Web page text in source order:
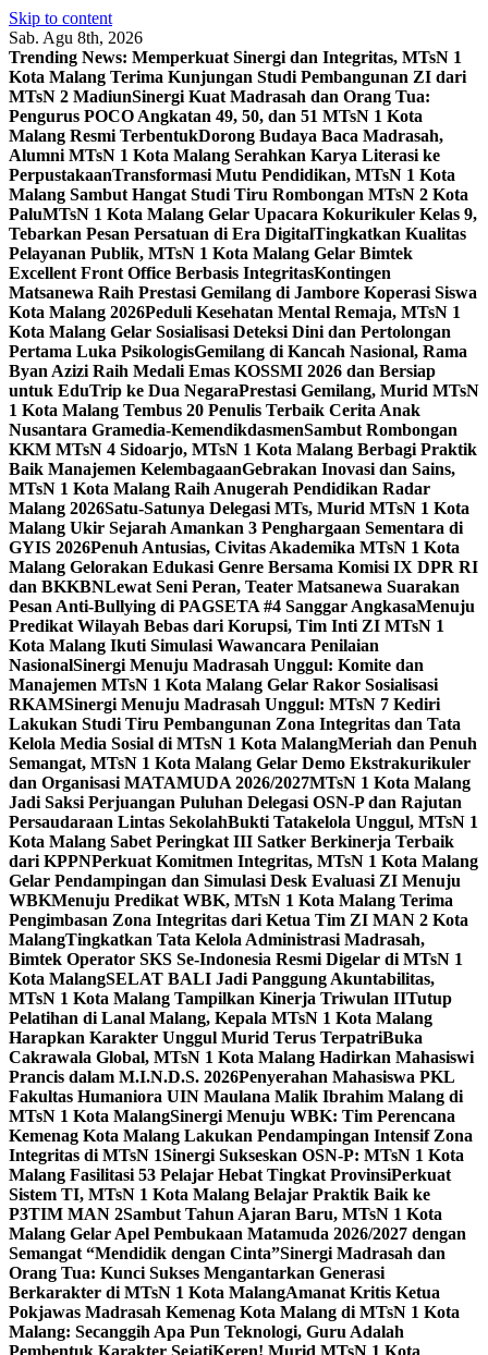
Skip to content
Sab. Agu 8th, 2026
Trending News: Memperkuat Sinergi dan Integritas, MTsN 1
Kota Malang Terima Kunjungan Studi Pembangunan ZI dari
MTsN 2 MadiunSinergi Kuat Madrasah dan Orang Tua:
Pengurus POCO Angkatan 49, 50, dan 51 MTsN 1 Kota
Malang Resmi TerbentukDorong Budaya Baca Madrasah,
Alumni MTsN 1 Kota Malang Serahkan Karya Literasi ke
PerpustakaanTransformasi Mutu Pendidikan, MTsN 1 Kota
Malang Sambut Hangat Studi Tiru Rombongan MTsN 2 Kota
PaluMTsN 1 Kota Malang Gelar Upacara Kokurikuler Kelas 9,
Tebarkan Pesan Persatuan di Era DigitalTingkatkan Kualitas
Pelayanan Publik, MTsN 1 Kota Malang Gelar Bimtek
Excellent Front Office Berbasis IntegritasKontingen
Matsanewa Raih Prestasi Gemilang di Jambore Koperasi Siswa
Kota Malang 2026Peduli Kesehatan Mental Remaja, MTsN 1
Kota Malang Gelar Sosialisasi Deteksi Dini dan Pertolongan
Pertama Luka PsikologisGemilang di Kancah Nasional, Rama
Byan Azizi Raih Medali Emas KOSSMI 2026 dan Bersiap
untuk EduTrip ke Dua NegaraPrestasi Gemilang, Murid MTsN
1 Kota Malang Tembus 20 Penulis Terbaik Cerita Anak
Nusantara Gramedia-KemendikdasmenSambut Rombongan
KKM MTsN 4 Sidoarjo, MTsN 1 Kota Malang Berbagi Praktik
Baik Manajemen KelembagaanGebrakan Inovasi dan Sains,
MTsN 1 Kota Malang Raih Anugerah Pendidikan Radar
Malang 2026Satu-Satunya Delegasi MTs, Murid MTsN 1 Kota
Malang Ukir Sejarah Amankan 3 Penghargaan Sementara di
GYIS 2026Penuh Antusias, Civitas Akademika MTsN 1 Kota
Malang Gelorakan Edukasi Genre Bersama Komisi IX DPR RI
dan BKKBNLewat Seni Peran, Teater Matsanewa Suarakan
Pesan Anti-Bullying di PAGSETA #4 Sanggar AngkasaMenuju
Predikat Wilayah Bebas dari Korupsi, Tim Inti ZI MTsN 1
Kota Malang Ikuti Simulasi Wawancara Penilaian
NasionalSinergi Menuju Madrasah Unggul: Komite dan
Manajemen MTsN 1 Kota Malang Gelar Rakor Sosialisasi
RKAMSinergi Menuju Madrasah Unggul: MTsN 7 Kediri
Lakukan Studi Tiru Pembangunan Zona Integritas dan Tata
Kelola Media Sosial di MTsN 1 Kota MalangMeriah dan Penuh
Semangat, MTsN 1 Kota Malang Gelar Demo Ekstrakurikuler
dan Organisasi MATAMUDA 2026/2027MTsN 1 Kota Malang
Jadi Saksi Perjuangan Puluhan Delegasi OSN-P dan Rajutan
Persaudaraan Lintas SekolahBukti Tatakelola Unggul, MTsN 1
Kota Malang Sabet Peringkat III Satker Berkinerja Terbaik
dari KPPNPerkuat Komitmen Integritas, MTsN 1 Kota Malang
Gelar Pendampingan dan Simulasi Desk Evaluasi ZI Menuju
WBKMenuju Predikat WBK, MTsN 1 Kota Malang Terima
Pengimbasan Zona Integritas dari Ketua Tim ZI MAN 2 Kota
MalangTingkatkan Tata Kelola Administrasi Madrasah,
Bimtek Operator SKS Se-Indonesia Resmi Digelar di MTsN 1
Kota MalangSELAT BALI Jadi Panggung Akuntabilitas,
MTsN 1 Kota Malang Tampilkan Kinerja Triwulan IITutup
Pelatihan di Lanal Malang, Kepala MTsN 1 Kota Malang
Harapkan Karakter Unggul Murid Terus TerpatriBuka
Cakrawala Global, MTsN 1 Kota Malang Hadirkan Mahasiswi
Prancis dalam M.I.N.D.S. 2026Penyerahan Mahasiswa PKL
Fakultas Humaniora UIN Maulana Malik Ibrahim Malang di
MTsN 1 Kota MalangSinergi Menuju WBK: Tim Perencana
Kemenag Kota Malang Lakukan Pendampingan Intensif Zona
Integritas di MTsN 1Sinergi Sukseskan OSN-P: MTsN 1 Kota
Malang Fasilitasi 53 Pelajar Hebat Tingkat ProvinsiPerkuat
Sistem TI, MTsN 1 Kota Malang Belajar Praktik Baik ke
P3TIM MAN 2Sambut Tahun Ajaran Baru, MTsN 1 Kota
Malang Gelar Apel Pembukaan Matamuda 2026/2027 dengan
Semangat “Mendidik dengan Cinta”Sinergi Madrasah dan
Orang Tua: Kunci Sukses Mengantarkan Generasi
Berkarakter di MTsN 1 Kota MalangAmanat Kritis Ketua
Pokjawas Madrasah Kemenag Kota Malang di MTsN 1 Kota
Malang: Secanggih Apa Pun Teknologi, Guru Adalah
Pembentuk Karakter SejatiKeren! Murid MTsN 1 Kota